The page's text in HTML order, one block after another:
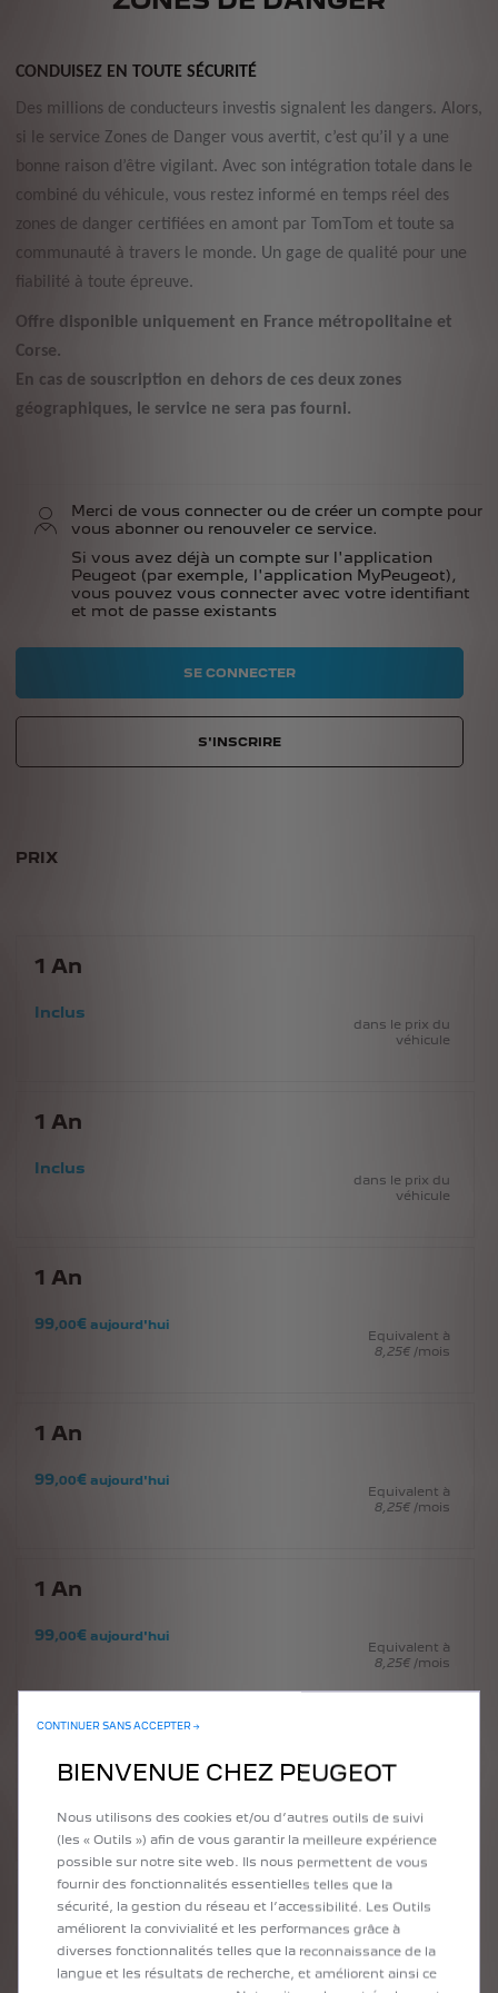
CONDUISEZ EN TOUTE SÉCURITÉ
Des millions de conducteurs investis signalent les dangers. Alors,
si le service Zones de Danger vous avertit, c’est qu’il y a une
bonne raison d’être vigilant. Avec son intégration totale dans le
combiné du véhicule, vous restez informé en temps réel des
zones de danger certifiées en amont par TomTom et toute sa
communauté à travers le monde. Un gage de qualité pour une
fiabilité à toute épreuve.
Offre disponible uniquement en France métropolitaine et
Corse.
En cas de souscription en dehors de ces deux zones
géographiques, le service ne sera pas fourni.
Merci de vous connecter ou de créer un compte pour
vous abonner ou renouveler ce service.
Si vous avez déjà un compte sur l'application
Peugeot (par exemple, l'application MyPeugeot),
vous pouvez vous connecter avec votre identifiant
et mot de passe existants
SE CONNECTER
S'INSCRIRE
PRIX
1 An
Inclus
dans le prix du
véhicule
1 An
Inclus
dans le prix du
véhicule
1 An
99,00€ aujourd'hui
Equivalent à
8,25€ /mois
1 An
99,00€ aujourd'hui
Equivalent à
8,25€ /mois
1 An
99,00€ aujourd'hui
Equivalent à
8,25€ /mois
8,25€/mois
An
,00€aujourd'hui
Equivalent à
8,25€/mois
CONTINUER SANS ACCEPTER →
BIENVENUE CHEZ PEUGEOT
Nous utilisons des cookies et/ou d’autres outils de suivi
(les « Outils ») afin de vous garantir la meilleure expérience
possible sur notre site web. Ils nous permettent de vous
fournir des fonctionnalités essentielles telles que la
sécurité, la gestion du réseau et l’accessibilité. Les Outils
améliorent la convivialité et les performances grâce à
diverses fonctionnalités telles que la reconnaissance de la
langue et les résultats de recherche, et améliorent ainsi ce